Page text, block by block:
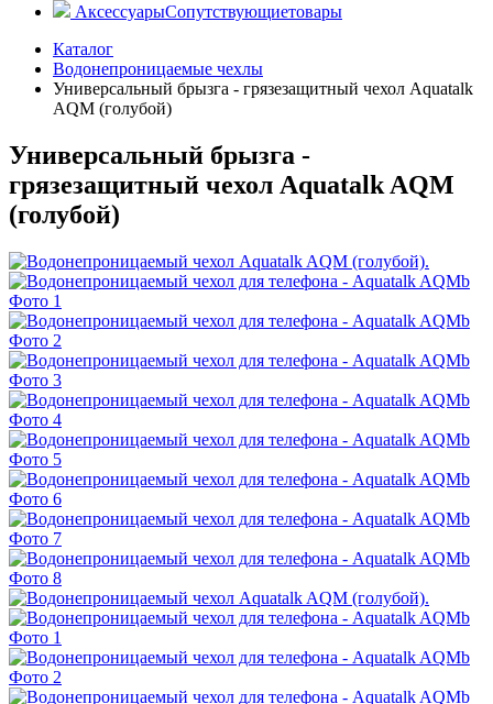
АксессуарыСопутствующиетовары
Каталог
Водонепроницаемые чехлы
Универсальный брызга - грязезащитный чехол Aquatalk
AQM (голубой)
Универсальный брызга -
грязезащитный чехол Aquatalk AQM
(голубой)